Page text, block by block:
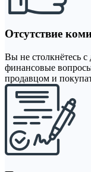
Отсутствие
Вы не столкнётесь
финансовые
продавцом и